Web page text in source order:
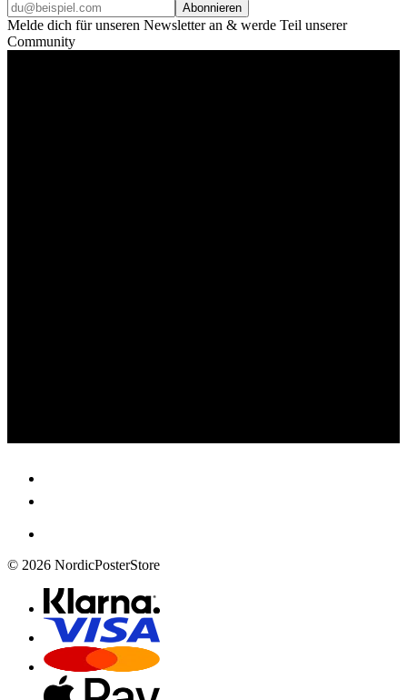
Abonnieren
Melde dich für unseren Newsletter an & werde Teil unserer
Community
© 2026 NordicPosterStore